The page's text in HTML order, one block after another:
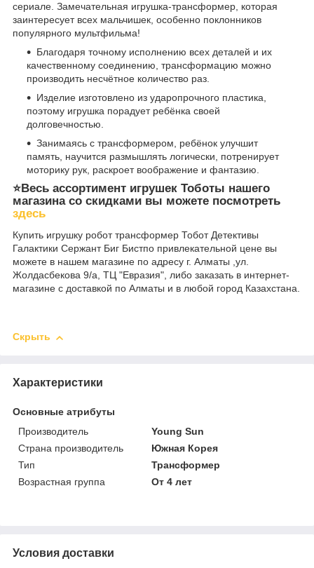
сериале. Замечательная игрушка-трансформер, которая
заинтересует всех мальчишек, особенно поклонников
популярного мультфильма!
Благодаря точному исполнению всех деталей и их
качественному соединению, трансформацию можно
производить несчётное количество раз.
Изделие изготовлено из ударопрочного пластика,
поэтому игрушка порадует ребёнка своей
долговечностью.
Занимаясь с трансформером, ребёнок улучшит
память, научится размышлять логически, потренирует
моторику рук, раскроет воображение и фантазию.
⭐️Весь ассортимент игрушек Тоботы нашего
магазина со скидками вы можете посмотреть
здесь
Купить игрушку робот трансформер Тобот Детективы
Галактики Сержант Биг Бистпо привлекательной цене вы
можете в нашем магазине по адресу г. Алматы ,ул.
Жолдасбекова 9/а, ТЦ "Евразия", либо заказать в интернет-
магазине с доставкой по Алматы и в любой город Казахстана.
Скрыть
Характеристики
Основные атрибуты
Производитель
Young Sun
Страна производитель
Южная Корея
Тип
Трансформер
Возрастная группа
От 4 лет
Условия доставки